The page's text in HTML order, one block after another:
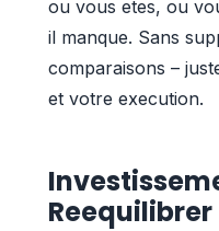
ou vous etes, ou
il manque. Sans
comparaisons –
et votre execution.
Reequilibrer